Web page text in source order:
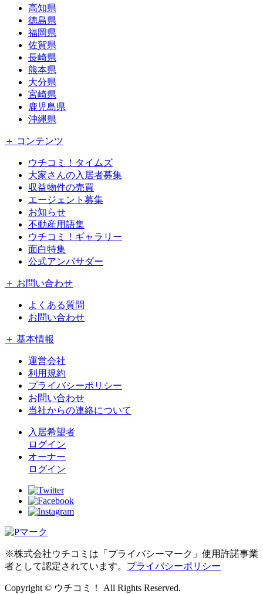
高知県
徳島県
福岡県
佐賀県
長崎県
熊本県
大分県
宮崎県
鹿児島県
沖縄県
＋ コンテンツ
ウチコミ！タイムズ
大家さんの入居者募集
収益物件の売買
エージェント募集
お知らせ
不動産用語集
ウチコミ！ギャラリー
面白特集
公式アンバサダー
＋ お問い合わせ
よくある質問
お問い合わせ
＋ 基本情報
運営会社
利用規約
プライバシーポリシー
お問い合わせ
当社からの連絡について
入居希望者
ログイン
オーナー
ログイン
※株式会社ウチコミは「プライバシーマーク」使用許諾事業
者として認定されています。 プライバシーポリシー
Copyright © ウチコミ！ All Rights Reserved.